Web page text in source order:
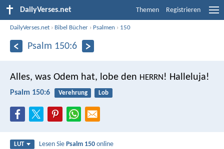
DailyVerses.net Themen Registrieren
DailyVerses.net › Bibel Bücher › Psalmen › 150
Psalm 150:6
Alles, was Odem hat, lobe den HERRN ! Halleluja!
Psalm 150:6 Verehrung Lob
LUT Lesen SiePsalm 150 online